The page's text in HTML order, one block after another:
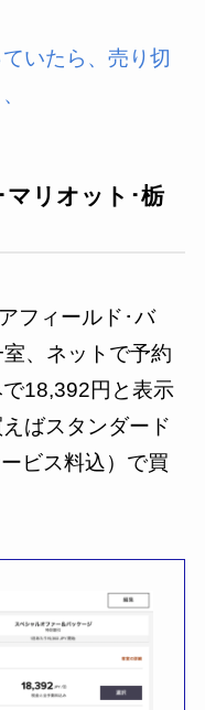
いたら、売り切
マリオット･栃
フィールド･バ
、ネットで予約
18,392円と表示
ばスタンダード
ビス料込）で買